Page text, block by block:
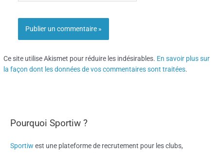
Ce site utilise Akismet pour réduire les indésirables. En savoir plus sur
la façon dont les données de vos commentaires sont traitées.
Pourquoi Sportiw ?
Sportiwest une plateforme de recrutement pour les clubs,